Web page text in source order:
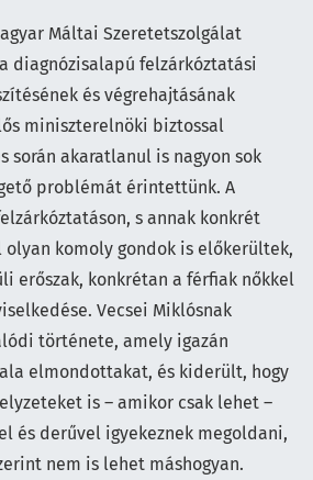
Máltai Szeretetszolgálat
diagnózisalapú felzárkóztatási
és végrehajtásának
miniszterelnöki biztossal
során akaratlanul is nagyon sok
problémát érintettünk. A
s annak konkrét
komoly gondok is előkerültek,
erőszak, konkrétan a férfiak nőkkel
Vecsei Miklósnak
története, amely igazán
elmondottakat, és kiderült, hogy
is – amikor csak lehet –
és derűvel igyekeznek megoldani,
nem is lehet máshogyan.